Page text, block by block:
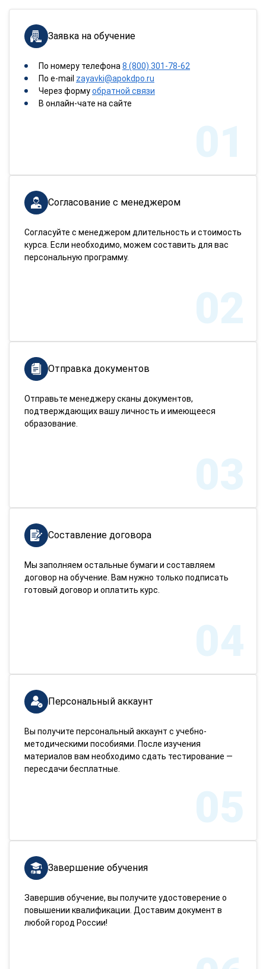
Заявка на обучение
По номеру телефона 8 (800) 301-78-62
По e-mail zayavki@apokdpo.ru
Через формуобратной связи
В онлайн-чате на сайте
01
Согласование с менеджером
Согласуйте с менеджером длительность и стоимость
курса. Если необходимо, можем составить для вас
персональную программу.
02
Отправка документов
Отправьте менеджеру сканы документов,
подтверждающих вашу личность и имеющееся
образование.
03
Составление договора
Мы заполняем остальные бумаги и составляем
договор на обучение. Вам нужно только подписать
готовый договор и оплатить курс.
04
Персональный аккаунт
Вы получите персональный аккаунт с учебно-
методическими пособиями. После изучения
материалов вам необходимо сдать тестирование —
пересдачи бесплатные.
05
Завершение обучения
Завершив обучение, вы получите удостоверение о
повышении квалификации. Доставим документ в
любой город России!